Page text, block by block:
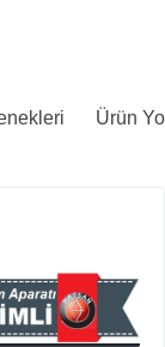
Ürün